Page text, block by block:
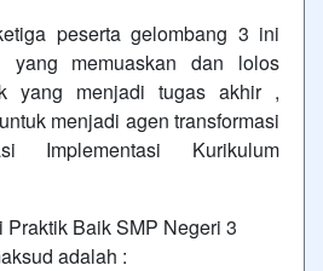
peserta gelombang 3 ini
yang memuaskan dan lolos
yang menjadi tugas akhir ,
menjadi agen transformasi
Implementasi Kurikulum
Baik SMP Negeri 3
adalah :